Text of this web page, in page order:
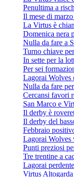
Penultima a
Il mese di
La Virtus è
Domenica nera
Nulla da fare a
Turno chiave
In sette per la
Per sei
Lagorai Wolves
Nulla da fare
Cercansi favori
San Marco e
Il derby è
Il derby del
Febbraio
Lagorai Wolves
Punti preziosi
Tre trentine a
Lagorai
Virtus